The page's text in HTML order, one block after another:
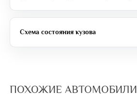
Схема состояния кузова
ПОХОЖИЕ АВТОМОБИЛИ